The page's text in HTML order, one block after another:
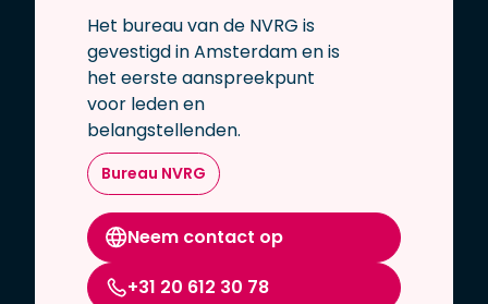
Het bureau van de NVRG is
gevestigd in Amsterdam en is
het eerste aanspreekpunt
voor leden en
belangstellenden.
Bureau NVRG
Neem contact op
+31 20 612 30 78